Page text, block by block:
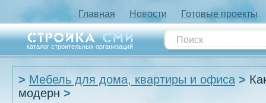
Главная Новости Готовые проекты
каталог строительных организаций
Мебель для дома, квартиры и офиса
модерн